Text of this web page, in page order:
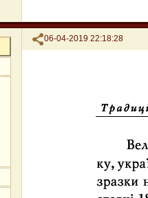
Поделиться
06-04-2019 22:18:28